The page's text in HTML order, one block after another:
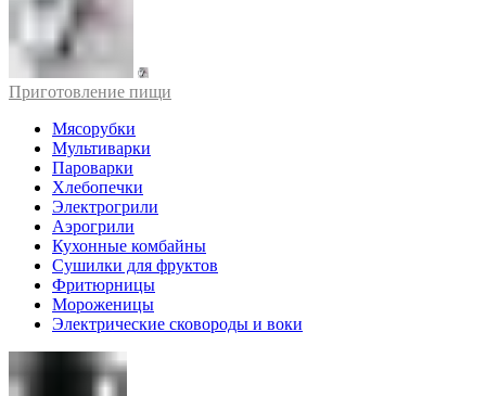
Приготовление пищи
Мясорубки
Мультиварки
Пароварки
Хлебопечки
Электрогрили
Аэрогрили
Кухонные комбайны
Сушилки для фруктов
Фритюрницы
Мороженицы
Электрические сковороды и воки